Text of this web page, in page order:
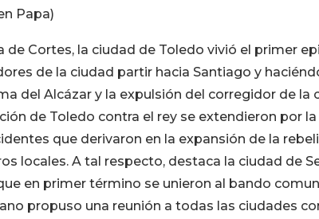
Papa)
de Cortes, la ciudad de Toledo vivió el primer
de la ciudad partir hacia Santiago y
del Alcázar y la expulsión del corregidor de la
de Toledo contra el rey se extendieron por
que derivaron en la expansión de la
locales. A tal respecto, destaca la ciudad de
en primer término se unieron al bando
propuso una reunión a todas las ciudades